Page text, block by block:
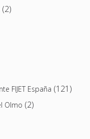
(2)
FIJET España (121)
Olmo (2)